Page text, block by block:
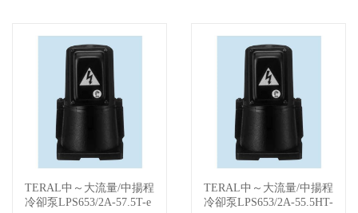
查看詳情
TERAL中～大流量/中揚程
冷卻泵LPS653/2A-57.5T-e
查看詳情
TERAL中～大流量/中揚程
冷卻泵LPS653/2A-55.5HT-